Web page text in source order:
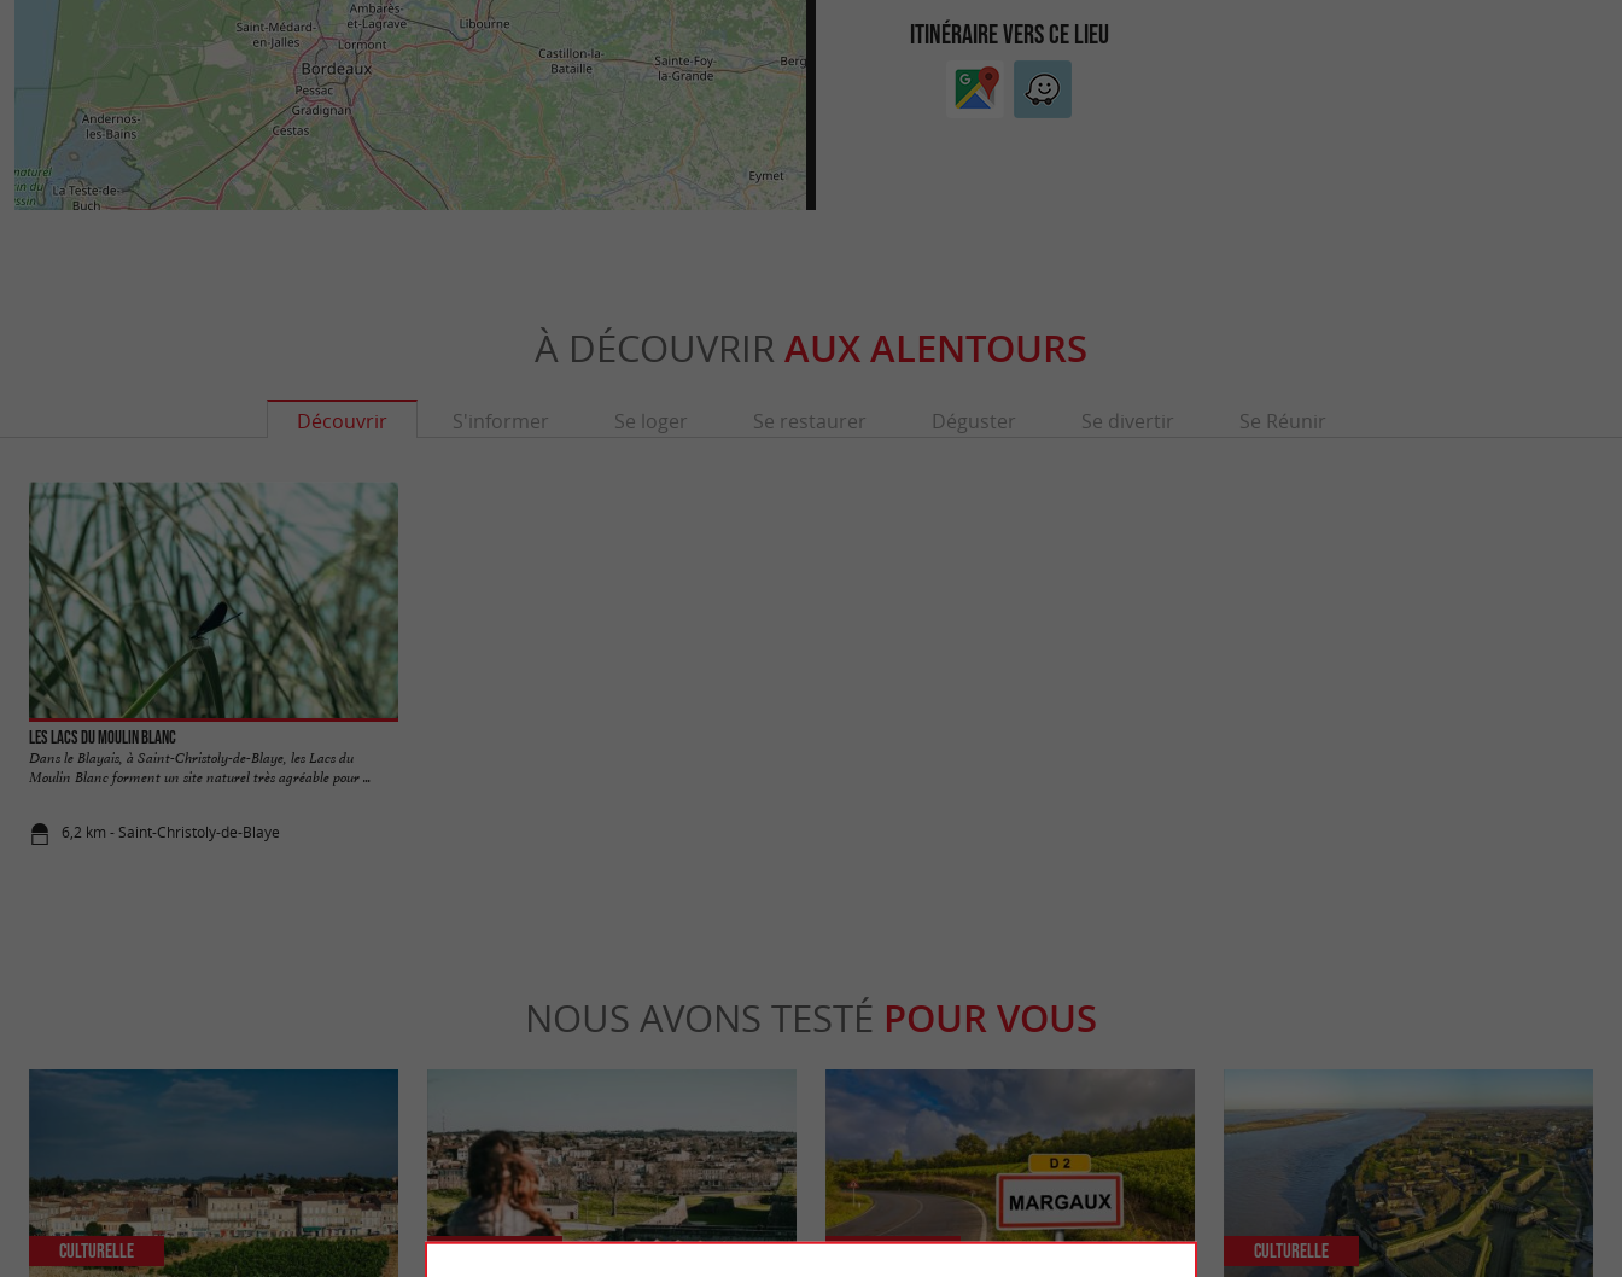
ITINÉRAIRE VERS CE LIEU
À DÉCOUVRIR AUX ALENTOURS
Découvrir S'informer Se loger Se restaurer Déguster Se divertir Se Réunir
Les Lacs du Moulin Blanc
Dans le Blayais, à Saint-Christoly-de-Blaye, les Lacs du
Moulin Blanc forment un site naturel très agréable pour ...
6,2 km - Saint-Christoly-de-Blaye
NOUS AVONS TESTÉ POUR VOUS
Culturelle Culturelle Culturelle Culturelle